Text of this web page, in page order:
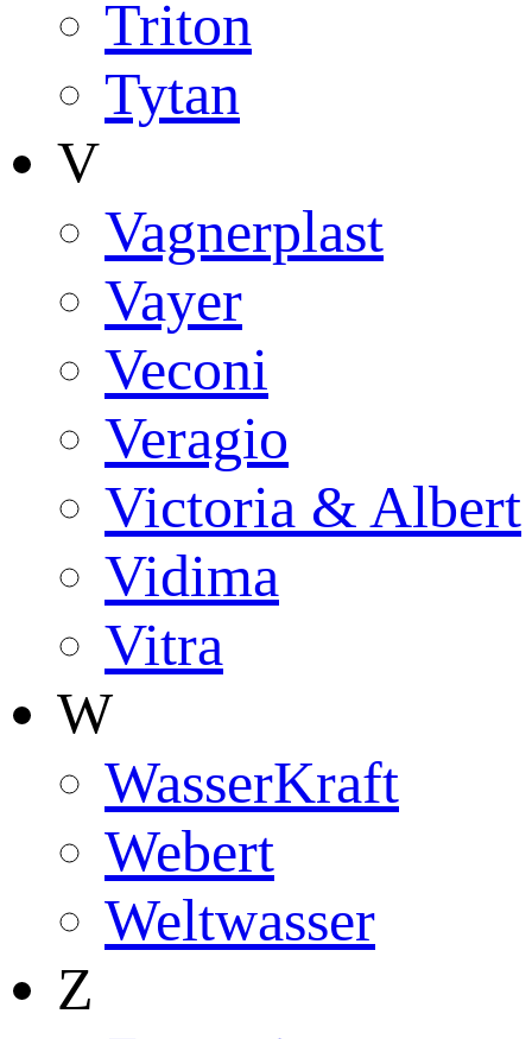
Triton
Tytan
V
Vagnerplast
Vayer
Veconi
Veragio
Victoria & Albert
Vidima
Vitra
W
WasserKraft
Webert
Weltwasser
Z